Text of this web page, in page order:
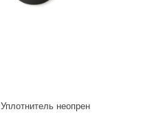
Уплотнитель неопрен